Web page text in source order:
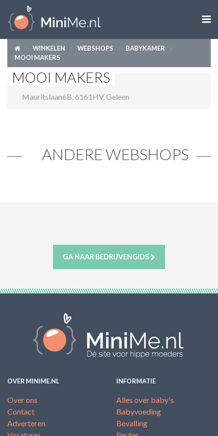

ZWANGER WORDEN
ZWANGER
BABY
WINKELEN WEBSHOPS
BABYKAMER
MOOI MAKERS
MOOI MAKERS
Mauritslaan6B,6161HV,Geleen
ANDERE WEBSHOPS
GA NAAR BEDRIJVENGIDS
OVER MINIME.NL
Over ons
Contact
Adverteren
INFORMATIE
Alles over baby's
Babyvoeding
Bevalling